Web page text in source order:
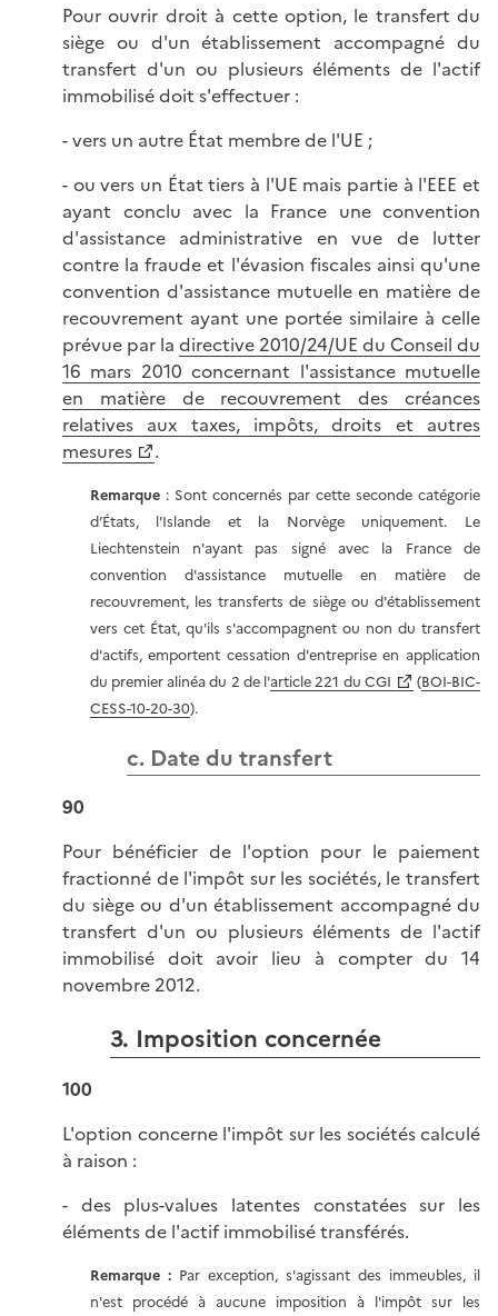
Pour ouvrir droit à cette option, le transfert du
siège ou d'un établissement accompagné du
transfert d'un ou plusieurs éléments de l'actif
immobilisé doit s'effectuer :
- vers un autre État membre de l'UE ;
- ou vers un État tiers à l'UE mais partie à l'EEE et
ayant conclu avec la France une convention
d'assistance administrative en vue de lutter
contre la fraude et l'évasion fiscales ainsi qu'une
convention d'assistance mutuelle en matière de
recouvrement ayant une portée similaire à celle
prévue par la directive 2010/24/UE du Conseil du
16 mars 2010 concernant l'assistance mutuelle
en matière de recouvrement des créances
relatives aux taxes, impôts, droits et autres
mesures
.
Remarque: Sont concernés par cette seconde catégorie
d’États, l'Islande et la Norvège uniquement. Le
Liechtenstein n'ayant pas signé avec la France de
convention d'assistance mutuelle en matière de
recouvrement, les transferts de siège ou d'établissement
vers cet État, qu'ils s'accompagnent ou non du transfert
d'actifs, emportent cessation d'entreprise en application
du premier alinéa du 2 de l'article 221 du CGI (BOI-BIC-
CESS-10-20-30).
c. Date du transfert
90
Pour bénéficier de l'option pour le paiement
fractionné de l'impôt sur les sociétés, le transfert
du siège ou d'un établissement accompagné du
transfert d'un ou plusieurs éléments de l'actif
immobilisé doit avoir lieu à compter du 14
novembre 2012.
3. Imposition concernée
100
L'option concerne l'impôt sur les sociétés calculé
à raison :
- des plus-values latentes constatées sur les
éléments de l'actif immobilisé transférés.
Remarque :Par exception, s'agissant des immeubles, il
n'est procédé à aucune imposition à l'impôt sur les